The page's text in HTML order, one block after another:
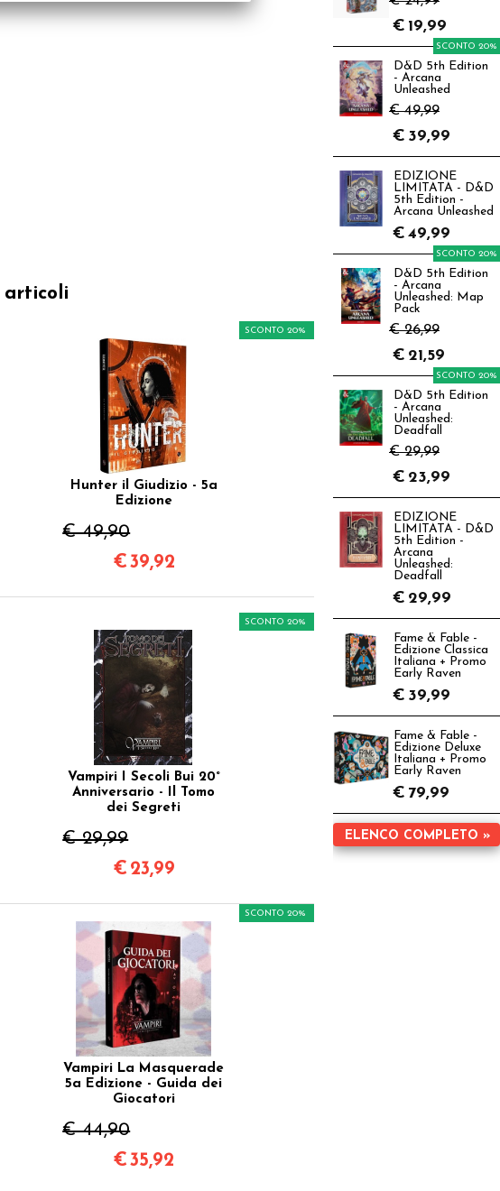
articoli
Hunter il Giudizio - 5a
Edizione
€ 49,90
SCONTO 20%
€39,92
Vampiri I Secoli Bui 20°
Anniversario - Il Tomo
dei Segreti
€ 29,99
SCONTO 20%
€ 23,99
Vampiri La Masquerade
5a Edizione - Guida dei
Giocatori
€ 44,90
SCONTO 20%
€ 35,92
€ 19,99
D&D 5th Edition
- Arcana
Unleashed
€ 49,99
SCONTO 20%
€ 39,99
EDIZIONE
LIMITATA - D&D
5th Edition -
Arcana Unleashed
€ 49,99
D&D 5th Edition
- Arcana
Unleashed: Map
Pack
€ 26,99
SCONTO 20%
€ 21,59
D&D 5th Edition
- Arcana
Unleashed:
Deadfall
€ 29,99
SCONTO 20%
€ 23,99
EDIZIONE
LIMITATA - D&D
5th Edition -
Arcana
Unleashed:
Deadfall
€ 29,99
Fame & Fable -
Edizione Classica
Italiana + Promo
Early Raven
€ 39,99
Fame & Fable -
Edizione Deluxe
Italiana + Promo
Early Raven
€ 79,99
ELENCO COMPLETO »